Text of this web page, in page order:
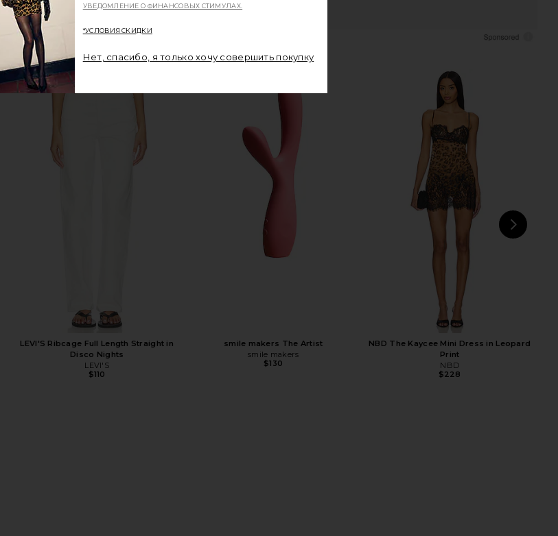
111Skin Day Cream Nac Y2
T3 Switch Kit Curl Trio
T3
T3 Aire IQ Smart Intelligent Hair Dryer in
Satin Blush
$400
LEVI'S Ribcage Full Length Straight in
Disco Nights
LEVI'S
$110
smile makers The Artist
smile makers
$130
NBD The Kaycee Mini Dress in Leopard
Print
NBD
$228
УВЕДОМЛЕНИЕ О ФИНАНСОВЫХ СТИМУЛАХ.
*УСЛОВИЯ СКИДКИ
Нет, спасибо, я только хочу совершить покупку